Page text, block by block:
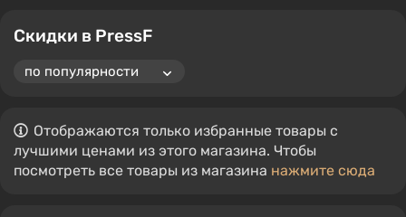
Скидки в PressF
Отображаются только избранные товары с
лучшими ценами из этого магазина. Чтобы
посмотреть все товары из магазина нажмите сюда